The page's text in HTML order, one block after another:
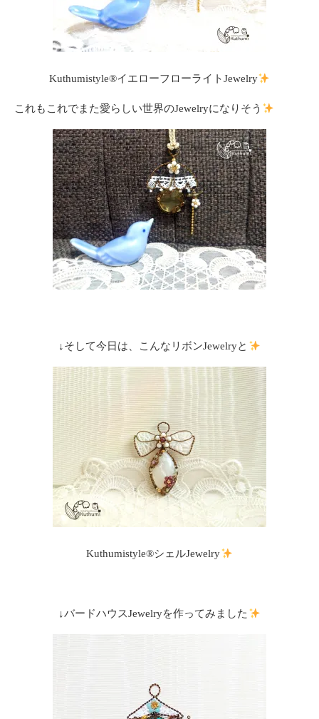
Kuthumistyle®イエローフローライトJewelry
これもこれでまた愛らしい世界のJewelryになりそう
↓そして今日は、こんなリボンJewelryと
Kuthumistyle®シェルJewelry
↓バードハウスJewelryを作ってみました